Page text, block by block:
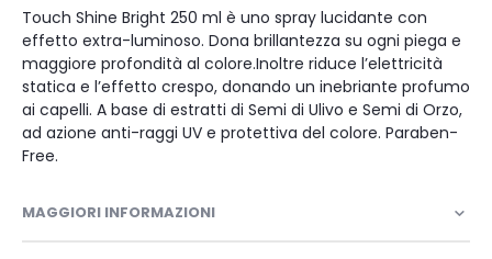
Touch Shine Bright 250 ml è uno spray lucidante con
effetto extra-luminoso. Dona brillantezza su ogni piega e
maggiore profondità al colore.Inoltre riduce l’elettricità
statica e l’effetto crespo, donando un inebriante profumo
ai capelli. A base di estratti di Semi di Ulivo e Semi di Orzo,
ad azione anti-raggi UV e protettiva del colore. Paraben-
Free.
MAGGIORI INFORMAZIONI